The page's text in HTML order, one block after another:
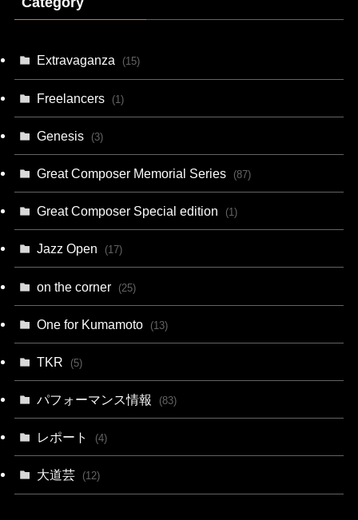
Extravaganza (15)
Freelancers (1)
Genesis (3)
Great Composer Memorial Series (87)
Great Composer Special edition (1)
Jazz Open (17)
on the corner (25)
One for Kumamoto (13)
TKR (5)
パフォーマンス情報 (83)
レポート (4)
大道芸 (12)